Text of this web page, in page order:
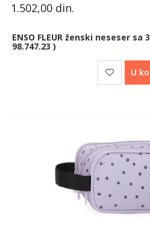
1.502,00 din.
ENSO FLEUR ženski neseser
98.747.23 )
U